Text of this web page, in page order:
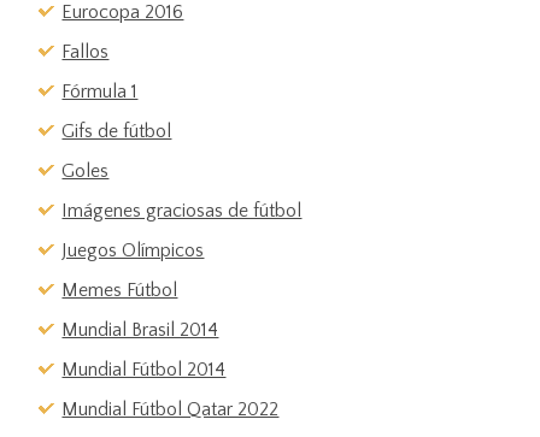
Eurocopa 2016
Fallos
Fórmula 1
Gifs de fútbol
Goles
Imágenes graciosas de fútbol
Juegos Olímpicos
Memes Fútbol
Mundial Brasil 2014
Mundial Fútbol 2014
Mundial Fútbol Qatar 2022